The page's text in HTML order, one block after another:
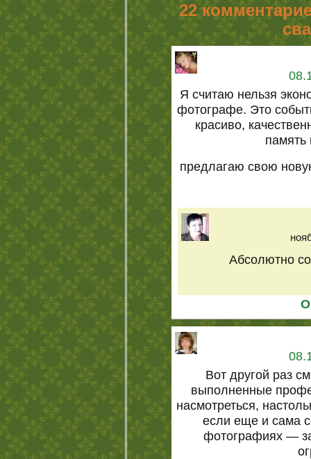
22
Я считаю нельзя
фотографе. Это
красиво,
память
предлагаю свою
Абсолютно
Вот другой раз
выполненные
насмотреться,
если еще и сама
фотографиях —